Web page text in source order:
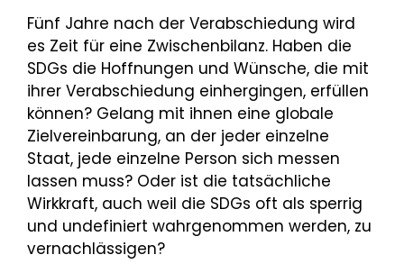
Fünf Jahre nach der Verabschiedung wird
es Zeit für eine Zwischenbilanz. Haben die
SDGs die Hoffnungen und Wünsche, die mit
ihrer Verabschiedung einhergingen, erfüllen
können? Gelang mit ihnen eine globale
Zielvereinbarung, an der jeder einzelne
Staat, jede einzelne Person sich messen
lassen muss? Oder ist die tatsächliche
Wirkkraft, auch weil die SDGs oft als sperrig
und undefiniert wahrgenommen werden, zu
vernachlässigen?